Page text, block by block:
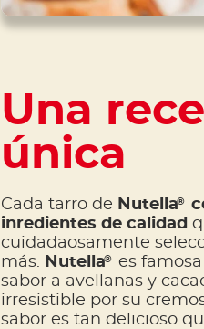
Una
única
Cada tarro de Nutella®
inredientes de calidad
cuidadaosamente
más. Nutella®
es
sabor a avellanas y
irresistible por su
sabor es tan delicioso